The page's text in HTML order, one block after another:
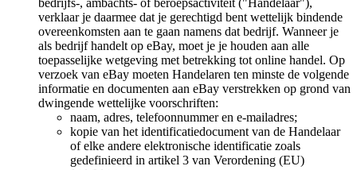
verklaar je daarmee dat je gerechtigd bent wettelijk bindende
overeenkomsten aan te gaan namens dat bedrijf. Wanneer je
als bedrijf handelt op eBay, moet je je houden aan alle
toepasselijke wetgeving met betrekking tot online handel. Op
verzoek van eBay moeten Handelaren ten minste de volgende
informatie en documenten aan eBay verstrekken op grond van
dwingende wettelijke voorschriften:
naam, adres, telefoonnummer en e-mailadres;
kopie van het identificatiedocument van de Handelaar
of elke andere elektronische identificatie zoals
gedefinieerd in artikel 3 van Verordening (EU)